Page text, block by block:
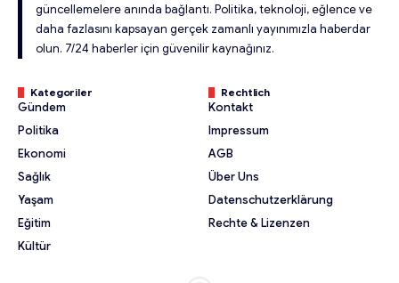
güncellemelere anında bağlantı. Politika, teknoloji, eğlence ve
daha fazlasını kapsayan gerçek zamanlı yayınımızla haberdar
olun. 7/24 haberler için güvenilir kaynağınız.
Kategoriler
Gündem
Politika
Ekonomi
Sağlık
Yaşam
Eğitim
Kültür
Rechtlich
Kontakt
Impressum
AGB
Über Uns
Datenschutzerklärung
Rechte & Lizenzen